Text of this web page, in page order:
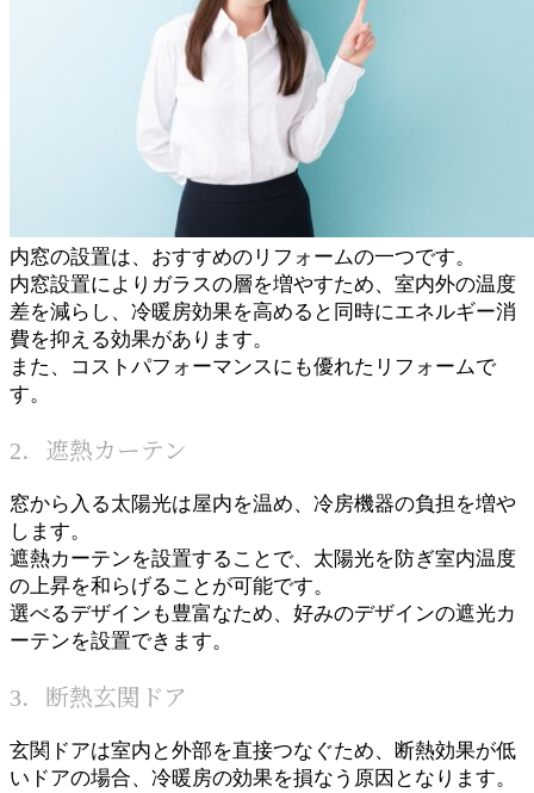
内窓の設置は、おすすめのリフォームの一つです。
内窓設置によりガラスの層を増やすため、室内外の温度
差を減らし、冷暖房効果を高めると同時にエネルギー消
費を抑える効果があります。
また、コストパフォーマンスにも優れたリフォームで
す。
2．遮熱カーテン
窓から入る太陽光は屋内を温め、冷房機器の負担を増や
します。
遮熱カーテンを設置することで、太陽光を防ぎ室内温度
の上昇を和らげることが可能です。
選べるデザインも豊富なため、好みのデザインの遮光カ
ーテンを設置できます。
3．断熱玄関ドア
玄関ドアは室内と外部を直接つなぐため、断熱効果が低
いドアの場合、冷暖房の効果を損なう原因となります。